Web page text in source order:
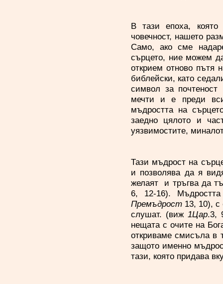
В тази епоха,
човечност, нашето
Само, ако сме
сърцето, ние можем
открием отново пътя
библейски, като
символ за
мечти и е преди
мъдростта на
заедно цялото и
уязвимостите,
Тази мъдрост на
и позволява да я
желаят и тръгва да
6, 12-16).
Премъдрост 13, 10),
слушат. (виж 1Цар.3,
нещата с очите на
откриваме смисъла в
защото именно
тази, която придава